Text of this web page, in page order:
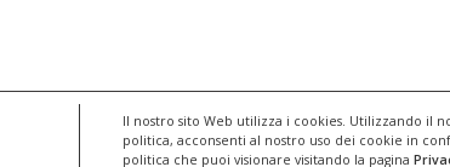
Il nostro sito Web utilizza i cookies. Utilizzando il
politica, acconsenti al nostro uso dei cookie in
politica che puoi visionare visitando la pagina